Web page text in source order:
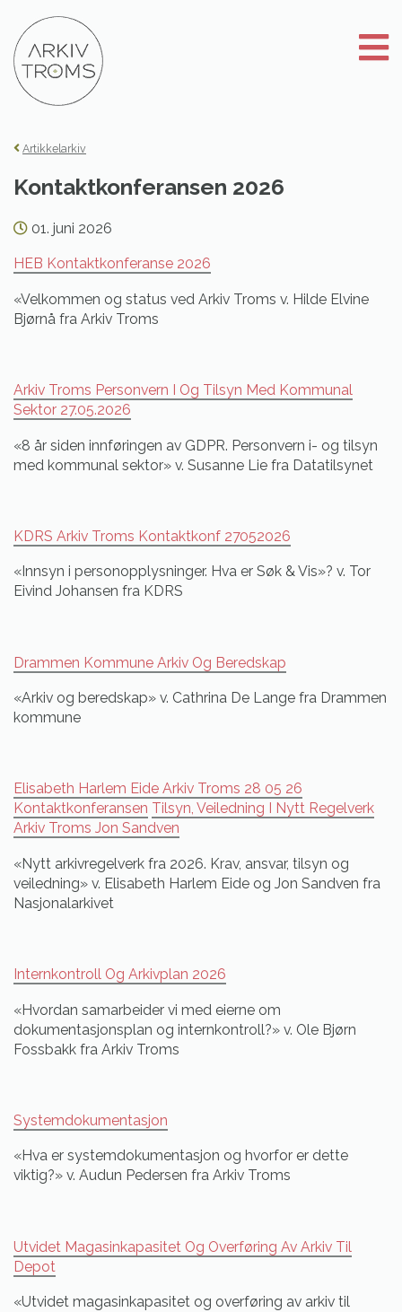
innhold
Artikkelarkiv
Kontaktkonferansen 2026
01. juni 2026
HEB Kontaktkonferanse 2026
«Velkommen og status ved Arkiv Troms v. Hilde Elvine
Bjørnå fra Arkiv Troms
Arkiv Troms Personvern I Og Tilsyn Med Kommunal
Sektor 27.05.2026
«8 år siden innføringen av GDPR. Personvern i- og tilsyn
med kommunal sektor» v. Susanne Lie fra Datatilsynet
KDRS Arkiv Troms Kontaktkonf 27052026
«Innsyn i personopplysninger. Hva er Søk & Vis»? v. Tor
Eivind Johansen fra KDRS
Drammen Kommune Arkiv Og Beredskap
«Arkiv og beredskap» v. Cathrina De Lange fra Drammen
kommune
Elisabeth Harlem Eide Arkiv Troms 28 05 26
Kontaktkonferansen Tilsyn, Veiledning I Nytt Regelverk
Arkiv Troms Jon Sandven
«Nytt arkivregelverk fra 2026. Krav, ansvar, tilsyn og
veiledning» v. Elisabeth Harlem Eide og Jon Sandven fra
Nasjonalarkivet
Internkontroll Og Arkivplan 2026
«Hvordan samarbeider vi med eierne om
dokumentasjonsplan og internkontroll?» v. Ole Bjørn
Fossbakk fra Arkiv Troms
Systemdokumentasjon
«Hva er systemdokumentasjon og hvorfor er dette
viktig?» v. Audun Pedersen fra Arkiv Troms
Utvidet Magasinkapasitet Og Overføring Av Arkiv Til
Depot
«Utvidet magasinkapasitet og overføring av arkiv til